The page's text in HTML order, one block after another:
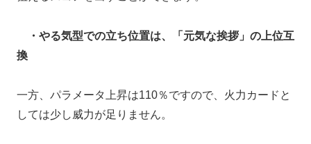
・やる気型での立ち位置は、「元気な挨拶」の上位互
換
一方、パラメータ上昇は110％ですので、火力カードと
しては少し威力が足りません。